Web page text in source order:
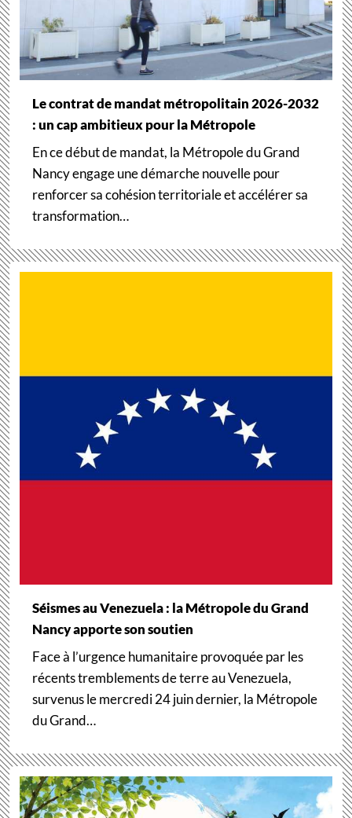
Le contrat de mandat métropolitain 2026-2032
: un cap ambitieux pour la Métropole
En ce début de mandat, la Métropole du Grand
Nancy engage une démarche nouvelle pour
renforcer sa cohésion territoriale et accélérer sa
transformation…
Séismes au Venezuela : la Métropole du Grand
Nancy apporte son soutien
Face à l’urgence humanitaire provoquée par les
récents tremblements de terre au Venezuela,
survenus le mercredi 24 juin dernier, la Métropole
du Grand…